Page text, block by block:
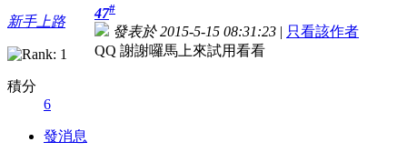
新手上路
積分
6
發消息
47#
發表於 2015-5-15 08:31:23 | 只看該作者
QQ 謝謝囉馬上來試用看看